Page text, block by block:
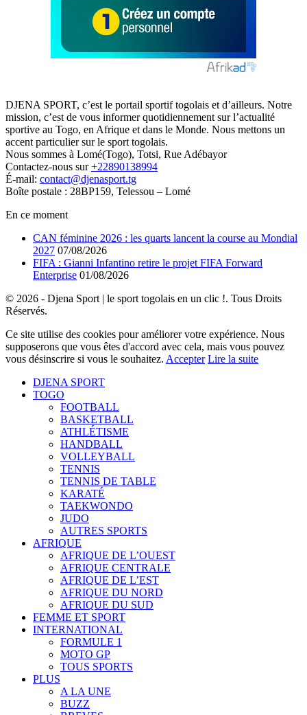
DJENA SPORT, c’est le portail sportif togolais et d’ailleurs. Notre
mission, c’est de vous informer quotidiennement sur l’actualité
sportive au Togo, en Afrique et dans le Monde. Nous mettons un
accent particulier sur le sport togolais.
Nous sommes à Lomé(Togo), Totsi, Rue Adébayor
Contactez-nous sur+22890138994
É-mail: contact@djenasport.tg
Boîte postale : 28BP159, Telessou – Lomé
En ce moment
CAN féminine 2026 : les quarts lancent la course au Mondial
2027 07/08/2026
FIFA : Gianni Infantino retire le projet FIFA Forward
Enterprise 01/08/2026
© 2026 - Djena Sport | le sport togolais en un clic !. Tous Droits
Réservés.
Ce site utilise des cookies pour améliorer votre expérience. Nous
supposerons que vous êtes d'accord avec cela, mais vous pouvez
vous désinscrire si vous le souhaitez. Accepter Lire la suite
DJENA SPORT
TOGO
FOOTBALL
BASKETBALL
ATHLÉTISME
HANDBALL
VOLLEYBALL
TENNIS
TENNIS DE TABLE
KARATÉ
TAEKWONDO
JUDO
AUTRES SPORTS
AFRIQUE
AFRIQUE DE L’OUEST
AFRIQUE CENTRALE
AFRIQUE DE L’EST
AFRIQUE DU NORD
AFRIQUE DU SUD
FEMME ET SPORT
INTERNATIONAL
FORMULE 1
MOTO GP
TOUS SPORTS
PLUS
A LA UNE
BUZZ